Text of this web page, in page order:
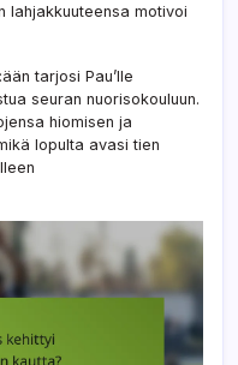
lahjakkuuteensa motivoi
tarjosi Pau’lle
seuran nuorisokouluun.
hiomisen ja
lopulta avasi tien